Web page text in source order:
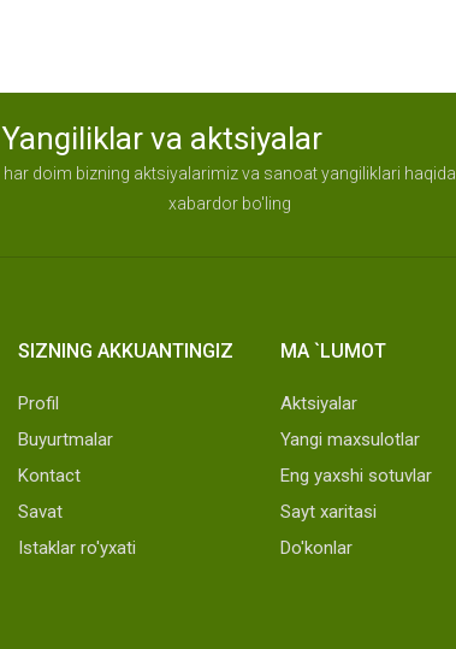
Yangiliklar va aktsiyalar
har doim bizning aktsiyalarimiz va sanoat yangiliklari haqida
xabardor bo'ling
SIZNING AKKUANTINGIZ
Profil
Buyurtmalar
Kontact
Savat
Istaklar ro'yxati
MA `LUMOT
Aktsiyalar
Yangi maxsulotlar
Eng yaxshi sotuvlar
Sayt xaritasi
Do'konlar